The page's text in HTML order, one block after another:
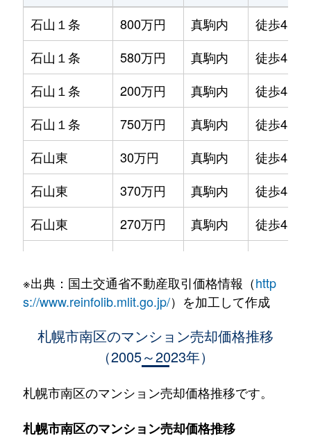
石山１条
800万円 真駒内
徒歩45分
石山１条
580万円 真駒内
徒歩45分
石山１条
200万円 真駒内
徒歩45分
石山１条
750万円 真駒内
徒歩45分
石山東
30万円 真駒内
徒歩45分
石山東
370万円 真駒内
徒歩45分
石山東
270万円 真駒内
徒歩45分
石山東
50万円 真駒内
徒歩45分
1,700万円 真駒内
川沿６条
1,800万円 真駒内
徒歩45分
川沿９条
230万円 真駒内
※出典：国土交通省不動産取引価格情報（http
s://www.reinfolib.mlit.go.jp/）を加工して作成
札幌市南区のマンション売却価格推移
（2005～2023年）
札幌市南区のマンション売却価格推移です。
札幌市南区のマンション売却価格推移